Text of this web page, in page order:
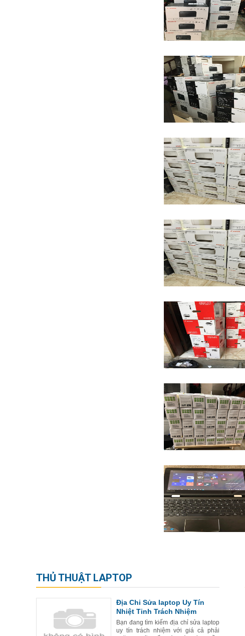
THỦ THUẬT LAPTOP
Địa Chi Sửa laptop Uy Tín
Nhiệt Tinh Trách Nhiệm
Bạn đang tìm kiếm địa chỉ sửa laptop
uy tín trách nhiệm với giá cả phải